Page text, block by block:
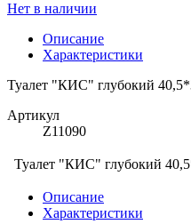
Нет в наличии
Описание
Характеристики
Туалет "КИС" глубокий
Артикул
Z11090
Туалет "КИС" глубокий
Описание
Характеристики